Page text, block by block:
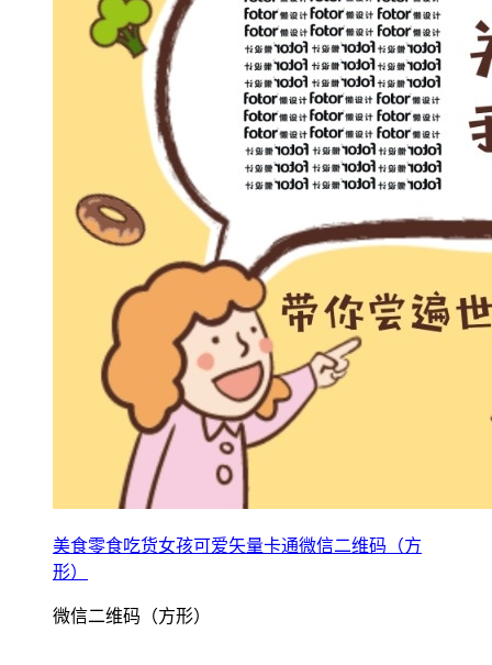
美食零食吃货女孩可爱矢量卡通微信二维码（方
形）
微信二维码（方形）